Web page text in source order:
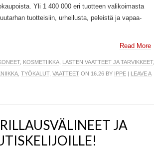
Yli 1 400 000 eri tuotteen valikoimasta
tuotteisiin, urheilusta, peleistä ja vapaa-
Read More
, KOSMETIIKKA LASTEN VAATTEET JA TARVIKKEET,
TYÖKALUT, VAATTEET ON 16.26 BY IPPE | LEAVE A
JA